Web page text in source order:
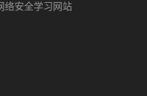
络安全学习网站